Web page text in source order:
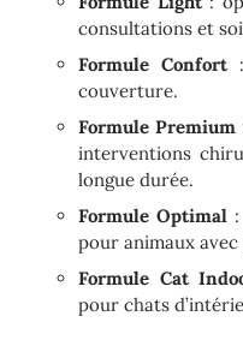
consultations et
Formule Confort:
couverture.
Formule Premium
interventions
longue durée.
Formule Optimal
pour animaux
Formule Cat
pour chats